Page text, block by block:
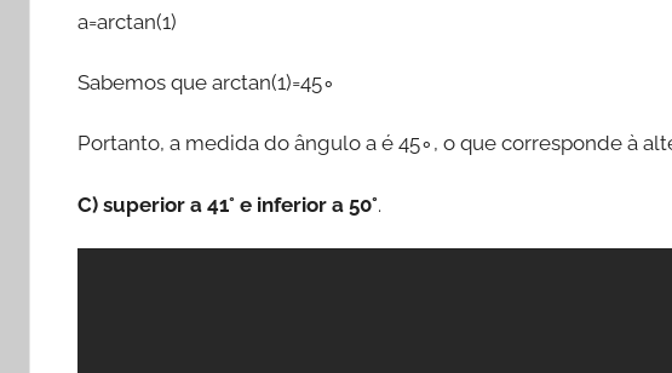
a=arctan⁡(1)
Sabemos que arctan⁡(1)=45∘
Portanto, a medida do ângulo a é 45∘, o que corresponde à
C) superior a 41° e inferior a 50°.